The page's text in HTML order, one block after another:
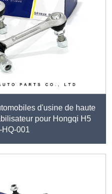
d'usine de haute
pour Hongqi H5
001